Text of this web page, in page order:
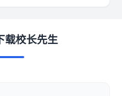
载校长先生